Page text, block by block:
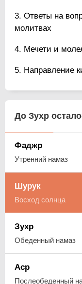
Ответы на
молитвах
Мечети и
Направление
До Зухр
Фаджр
Утренний намаз
Шурук
Восход солнца
Зухр
Обеденный намаз
Аср
Послеобеденный